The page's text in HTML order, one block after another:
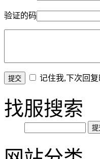
验证的码
记住我,下次回
找服搜索